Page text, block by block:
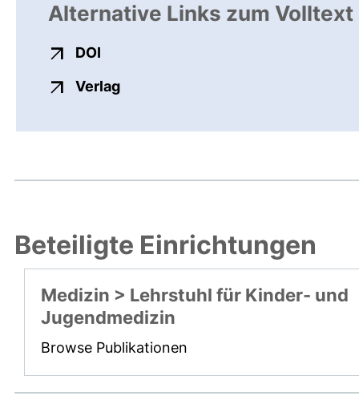
Alternative Links zum Volltext
DOI
Verlagexterner Link, öffnet neues
Beteiligte Einrichtungen
Medizin > Lehrstuhl für Kinder- und
Jugendmedizin
Browse Publikationen